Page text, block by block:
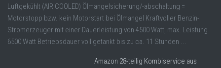
Luftgekühlt (AIR COOLED) Ölmangelsicherung/-abschaltung =
Motorstopp bzw. kein Motorstart bei Ölmangel Kraftvoller Benzin-
Stromerzeuger mit einer Dauerleistung von 4500 Watt, max. Leistung
6500 Watt Betriebsdauer voll getankt bis zu ca. 11 Stunden ...
Amazon 28-teilig Kombiservice aus